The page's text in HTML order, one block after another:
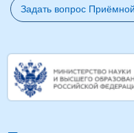
Задать вопрос